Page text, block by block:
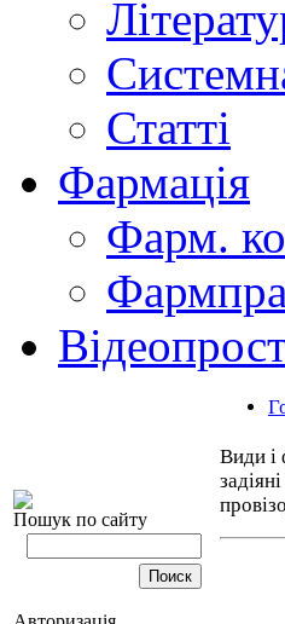
Статті
Фармація
Фарм.
Пошук по сайту
Види і